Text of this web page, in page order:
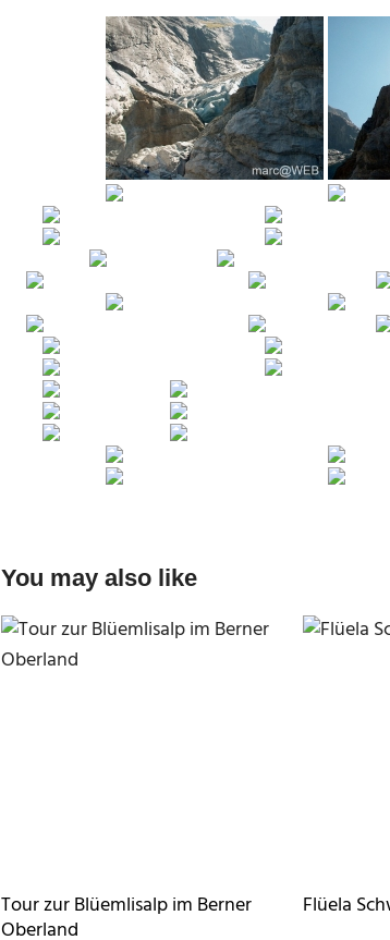
You may also like
Tour zur Blüemlisalp im Berner
Oberland
Flüela